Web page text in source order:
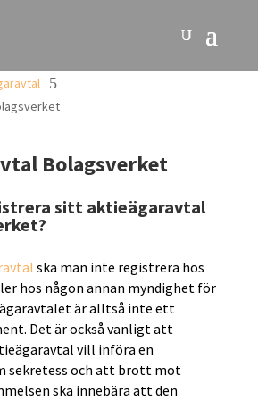
5
Bolagsverket
sitt aktieägaravtal
ska man inte registrera hos
hos någon annan myndighet för
är alltså inte ett
Det är också vanligt att
vill införa en
sekretess och att brott mot
ska innebära att den